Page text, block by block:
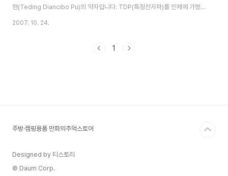
현(Teding Diancibo Pu)의 약자입니다. TDP(특정전자파)를 인체에 가했
을때 나타나는 호전반응(명현반응)과 치료효과는 이미 수많은 임상실험을 통
2007. 10. 24.
1
주방·캠핑용품 만화의추억스토어
Designed by 티스토리
© Daum Corp.